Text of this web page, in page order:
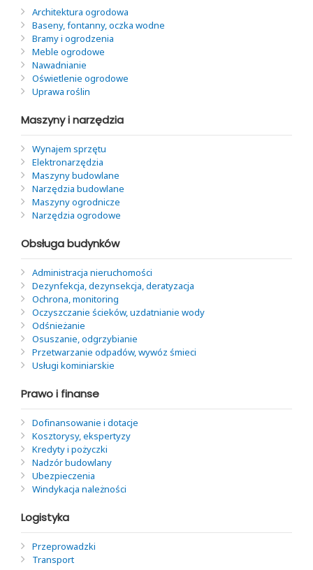
Architektura ogrodowa
Baseny, fontanny, oczka wodne
Bramy i ogrodzenia
Meble ogrodowe
Nawadnianie
Oświetlenie ogrodowe
Uprawa roślin
Maszyny i narzędzia
Wynajem sprzętu
Elektronarzędzia
Maszyny budowlane
Narzędzia budowlane
Maszyny ogrodnicze
Narzędzia ogrodowe
Obsługa budynków
Administracja nieruchomości
Dezynfekcja, dezynsekcja, deratyzacja
Ochrona, monitoring
Oczyszczanie ścieków, uzdatnianie wody
Odśnieżanie
Osuszanie, odgrzybianie
Przetwarzanie odpadów, wywóz śmieci
Usługi kominiarskie
Prawo i finanse
Dofinansowanie i dotacje
Kosztorysy, ekspertyzy
Kredyty i pożyczki
Nadzór budowlany
Ubezpieczenia
Windykacja należności
Logistyka
Przeprowadzki
Transport